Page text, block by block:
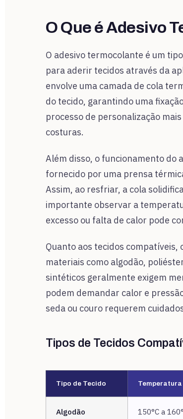
O Que é Adesivo
O adesivo termocolante é um
para aderir tecidos através da
envolve uma camada de cola
do tecido, garantindo uma
processo de personalização
costuras.
Além disso, o funcionamento
fornecido por uma prensa
Assim, ao resfriar, a cola
importante observar a
excesso ou falta de calor pode
Quanto aos tecidos
materiais como algodão,
sintéticos geralmente exigem
podem demandar calor e
seda ou couro requerem
Tipos de Tecidos
Tipo de Tecido
Algodão 150°C a